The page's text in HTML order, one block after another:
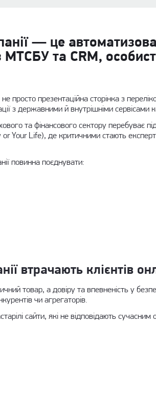
— це
МТСБУ та CRM,
презентаційна сторінка з
з державними й внутрішніми сервісами
та фінансового сектору перебуває
Your Life), де критичними стають
повинна поєднувати:
втрачають клієнтів
товар, а довіру та впевненість у
чи агрегаторів.
сайти, які не відповідають сучасним